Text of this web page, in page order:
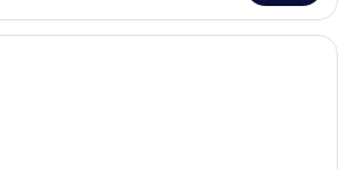
Safe på rommet, skrivebord og